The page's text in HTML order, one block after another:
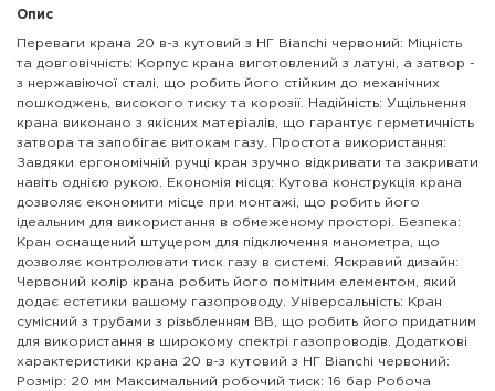
Опис
Переваги крана 20 в-з кутовий з НГ Bianchi червоний: Міцність
та довговічність: Корпус крана виготовлений з латуні, а затвор -
з нержавіючої сталі, що робить його стійким до механічних
пошкоджень, високого тиску та корозії. Надійність: Ущільнення
крана виконано з якісних матеріалів, що гарантує герметичність
затвора та запобігає витокам газу. Простота використання:
Завдяки ергономічній ручці кран зручно відкривати та закривати
навіть однією рукою. Економія місця: Кутова конструкція крана
дозволяє економити місце при монтажі, що робить його
ідеальним для використання в обмеженому просторі. Безпека:
Кран оснащений штуцером для підключення манометра, що
дозволяє контролювати тиск газу в системі. Яскравий дизайн:
Червоний колір крана робить його помітним елементом, який
додає естетики вашому газопроводу. Універсальність: Кран
сумісний з трубами з різьбленням ВВ, що робить його придатним
для використання в широкому спектрі газопроводів. Додаткові
характеристики крана 20 в-з кутовий з НГ Bianchi червоний:
Розмір: 20 мм Максимальний робочий тиск: 16 бар Робоча